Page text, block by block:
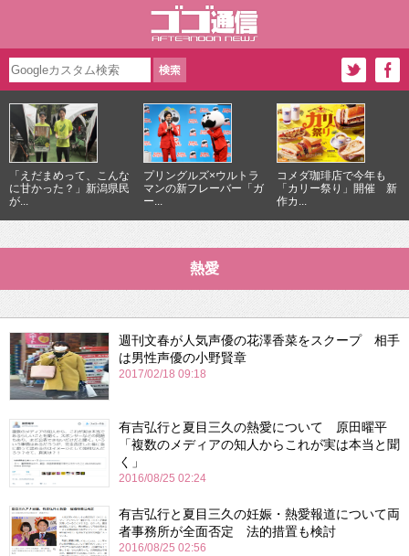
「えだまめって、こんな
に甘かった？」新潟県民
が...
プリングルズ×ウルトラ
マンの新フレーバー「ガ
ー...
コメダ珈琲店で今年も
「カリー祭り」開催 新
作カ...
熱愛
週刊文春が人気声優の花澤香菜をスクープ 相手
は男性声優の小野賢章
2017/02/18 09:18
有吉弘行と夏目三久の熱愛について 原田曜平
「複数のメディアの知人からこれが実は本当と聞
く」
2016/08/25 02:24
有吉弘行と夏目三久の妊娠・熱愛報道について両
者事務所が全面否定 法的措置も検討
2016/08/25 02:56